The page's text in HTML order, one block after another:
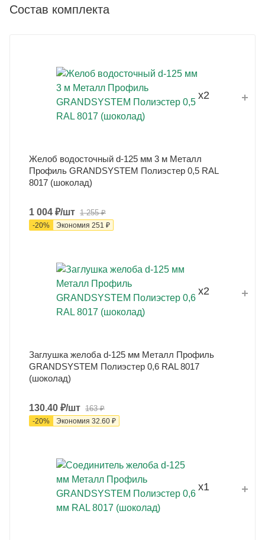
Состав комплекта
x2
Желоб водосточный d-125 мм 3 м Металл
Профиль GRANDSYSTEM Полиэстер 0,5 RAL
8017 (шоколад)
1 004 ₽/шт 1 255₽
-20% Экономия 251 ₽
x2
Заглушка желоба d-125 мм Металл Профиль
GRANDSYSTEM Полиэстер 0,6 RAL 8017
(шоколад)
130.40 ₽/шт 163₽
-20% Экономия 32.60 ₽
x1